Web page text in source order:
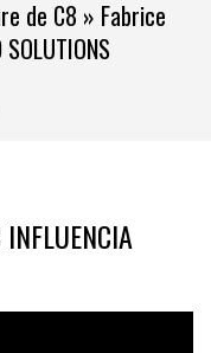
n’a rien… En
de C8 » Fabrice